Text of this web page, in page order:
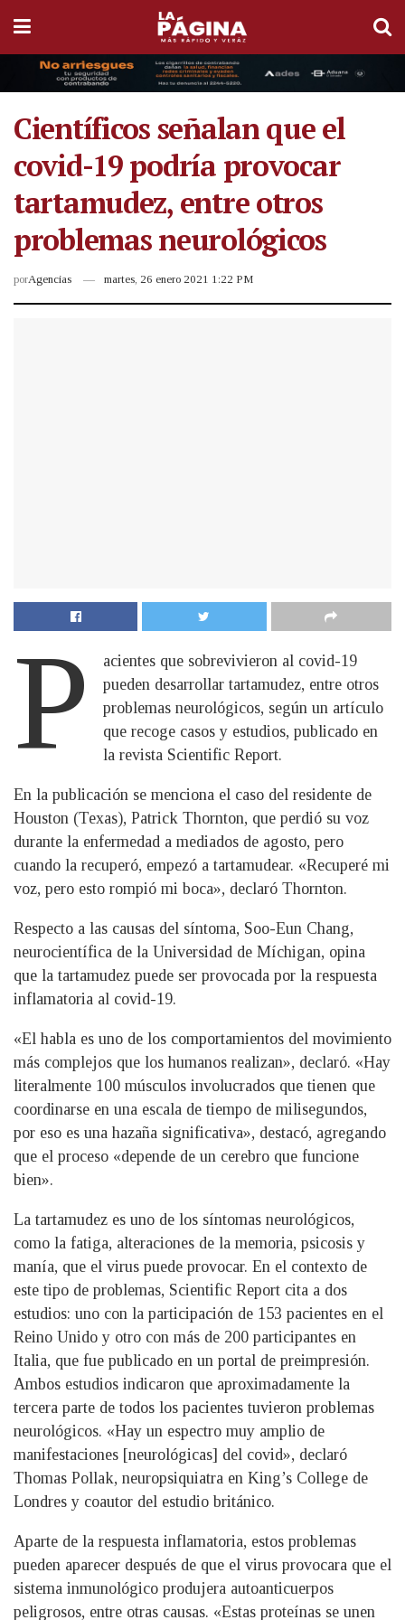
Científicos señalan que el
covid-19 podría provocar
tartamudez, entre otros
problemas neurológicos
porAgencias martes, 26 enero 2021 1:22 PM
P
acientes que sobrevivieron al covid-19
pueden desarrollar tartamudez, entre otros
problemas neurológicos, según un artículo
que recoge casos y estudios, publicado en
la revista Scientific Report.
En la publicación se menciona el caso del residente de
Houston (Texas), Patrick Thornton, que perdió su voz
durante la enfermedad a mediados de agosto, pero
cuando la recuperó, empezó a tartamudear. «Recuperé mi
voz, pero esto rompió mi boca», declaró Thornton.
Respecto a las causas del síntoma, Soo-Eun Chang,
neurocientífica de la Universidad de Míchigan, opina
que la tartamudez puede ser provocada por la respuesta
inflamatoria al covid-19.
«El habla es uno de los comportamientos del movimiento
más complejos que los humanos realizan», declaró. «Hay
literalmente 100 músculos involucrados que tienen que
coordinarse en una escala de tiempo de milisegundos,
por eso es una hazaña significativa», destacó, agregando
que el proceso «depende de un cerebro que funcione
bien».
La tartamudez es uno de los síntomas neurológicos,
como la fatiga, alteraciones de la memoria, psicosis y
manía, que el virus puede provocar. En el contexto de
este tipo de problemas, Scientific Report cita a dos
estudios: uno con la participación de 153 pacientes en el
Reino Unido y otro con más de 200 participantes en
Italia, que fue publicado en un portal de preimpresión.
Ambos estudios indicaron que aproximadamente la
tercera parte de todos los pacientes tuvieron problemas
neurológicos. «Hay un espectro muy amplio de
manifestaciones [neurológicas] del covid», declaró
Thomas Pollak, neuropsiquiatra en King’s College de
Londres y coautor del estudio británico.
Aparte de la respuesta inflamatoria, estos problemas
pueden aparecer después de que el virus provocara que el
sistema inmunológico produjera autoanticuerpos
peligrosos, entre otras causas. «Estas proteínas se unen